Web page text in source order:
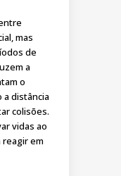
mas
de
a
o
distância
colisões.
vidas ao
em